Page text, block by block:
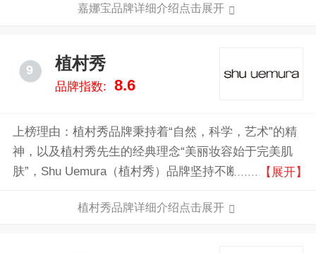
嘉娜宝品牌详细介绍点击展开
9 植村秀
品牌指数: 8.6
上榜理由：植村秀品牌秉持着“自然，科学，艺术”的精
神，以及植村秀先生的经典理念“美丽妆容始于完美肌
肤”，Shu Uemura（植村秀）品牌坚持不断地创新推出
具，简约而内涵丰富。
【展开】
植村秀品牌详细介绍点击展开